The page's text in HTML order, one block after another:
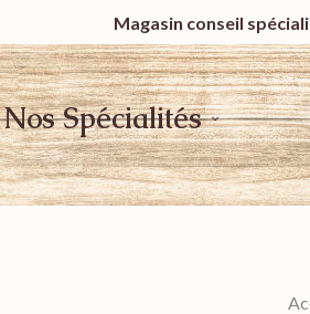
Magasin conseil
Nos Spécialités